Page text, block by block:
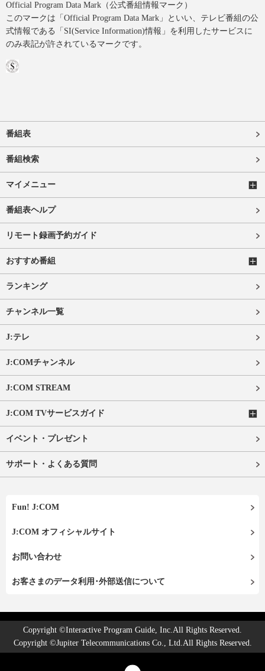
Official Program Data Mark（公式番組情報マーク）
このマークは「Official Program Data Mark」といい、テレビ番組の公
式情報である「SI(Service Information)情報」を利用したサービスに
のみ表記が許されているマークです。
番組表
番組検索
マイメニュー
番組表ヘルプ
リモート録画予約ガイド
おすすめ番組
ランキング
チャンネル一覧
J:テレ
J:COMチャンネル
J:COM STREAM
J:COM TVサービスガイド
イベント・プレゼント
サポート・よくある質問
Fun! J:COM
J:COM オフィシャルサイト
お問い合わせ
お客さまのデータ利用･外部送信について
Copyright ©Interactive Program Guide, Inc.All Rights Reserved.
Copyright ©Jupiter Telecommunications Co., Ltd.All Rights Reserved.